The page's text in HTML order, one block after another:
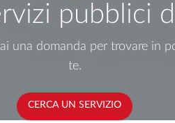
pubblici
una domanda per trovare in
te.
CERCA UN SERVIZIO